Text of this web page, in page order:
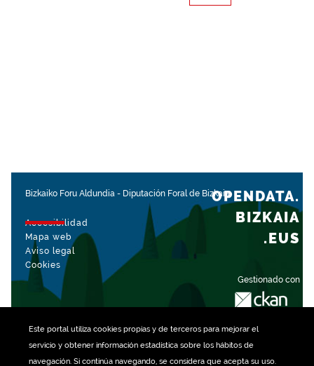
Este portal utiliza cookiespropias y de terceros para mejorar el
servicio y obtener información estadística sobre los hábitos de
navegación. Si continúa navegando, se considera que acepta su uso.
Bizkaiko Foru Aldundia - Diputación Foral de Bizkaia
Accesibilidad
Mapa web
Aviso legal
Cookies
Gestionado con
OPENDATA.
BIZKAIA
.EUS